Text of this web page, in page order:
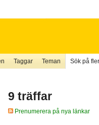
Taggar Teman Sök på
9 träffar
Prenumerera på nya länkar